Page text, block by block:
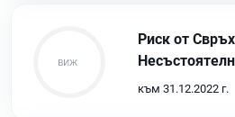
Риск от
към 31.12.2022 г.